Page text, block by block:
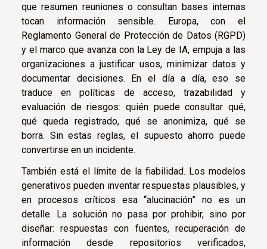
que resumen reuniones o consultan bases internas
tocan información sensible. Europa, con el
Reglamento General de Protección de Datos (RGPD)
y el marco que avanza con la Ley de IA, empuja a las
organizaciones a justificar usos, minimizar datos y
documentar decisiones. En el día a día, eso se
traduce en políticas de acceso, trazabilidad y
evaluación de riesgos: quién puede consultar qué,
qué queda registrado, qué se anonimiza, qué se
borra. Sin estas reglas, el supuesto ahorro puede
convertirse en un incidente.
También está el límite de la fiabilidad. Los modelos
generativos pueden inventar respuestas plausibles, y
en procesos críticos esa “alucinación” no es un
detalle. La solución no pasa por prohibir, sino por
diseñar: respuestas con fuentes, recuperación de
información desde repositorios verificados,